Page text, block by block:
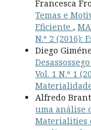
Francesca
Temas e
Eficiente ,
N.º 2 (2016):
Diego
Desassossego
Vol. 1 N.º 1
Alfredo
uma análise
Materialities